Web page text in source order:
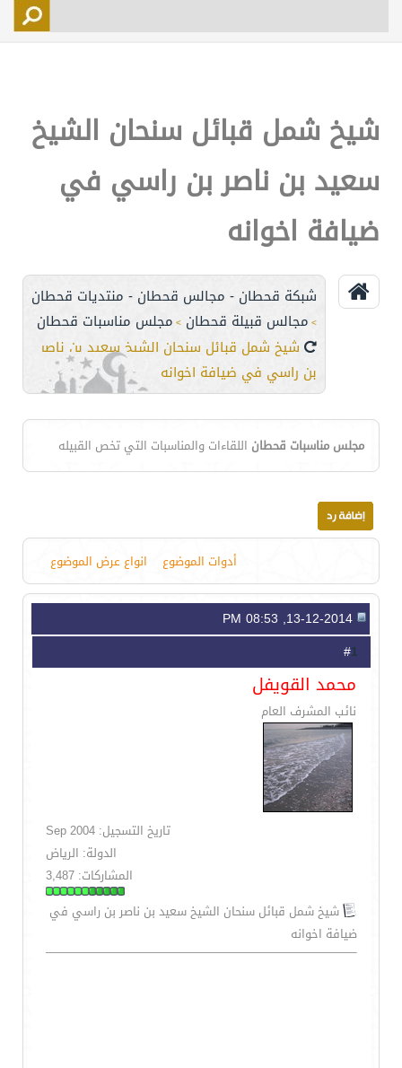
اتصل بنا
شيخ شمل قبائل سنحان الشيخ
سعيد بن ناصر بن راسي في
ضيافة اخوانه
شبكة قحطان - مجالس قحطان - منتديات قحطان
> مجالس قبيلة قحطان > مجلس مناسبات قحطان
شيخ شمل قبائل سنحان الشيخ سعيد بن ناصر
بن راسي في ضيافة اخوانه
مجلس مناسبات قحطان اللقاءات والمناسبات التي تخص القبيله
أدوات الموضوع انواع عرض الموضوع
1
محمد القويفل
نائب المشرف العام
تاريخ التسجيل: Sep 2004
الدولة: الرياض
المشاركات: 3,487
شيخ شمل قبائل سنحان الشيخ سعيد بن ناصر بن راسي في
ضيافة اخوانه